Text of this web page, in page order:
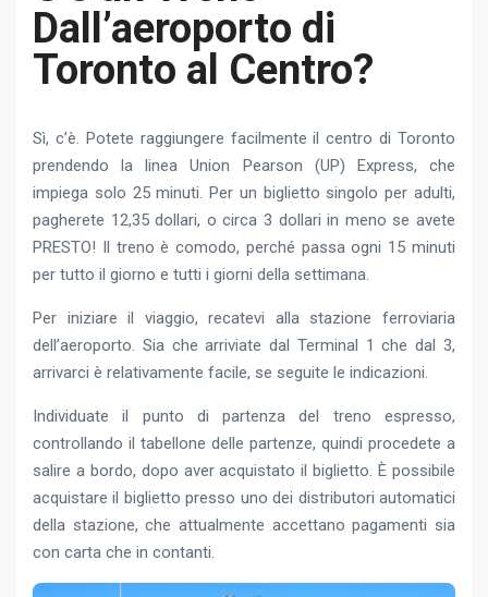
Dall’aeroporto di
Toronto al Centro?
Sì, c’è. Potete raggiungere facilmente il centro di Toronto
prendendo la linea Union Pearson (UP) Express, che
impiega solo 25 minuti. Per un biglietto singolo per adulti,
pagherete 12,35 dollari, o circa 3 dollari in meno se avete
PRESTO! Il treno è comodo, perché passa ogni 15 minuti
per tutto il giorno e tutti i giorni della settimana.
Per iniziare il viaggio, recatevi alla stazione ferroviaria
dell’aeroporto. Sia che arriviate dal Terminal 1 che dal 3,
arrivarci è relativamente facile, se seguite le indicazioni.
Individuate il punto di partenza del treno espresso,
controllando il tabellone delle partenze, quindi procedete a
salire a bordo, dopo aver acquistato il biglietto. È possibile
acquistare il biglietto presso uno dei distributori automatici
della stazione, che attualmente accettano pagamenti sia
con carta che in contanti.